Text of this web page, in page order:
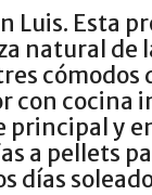
Esta
natural de
con cocina
principal y
a pellets
días